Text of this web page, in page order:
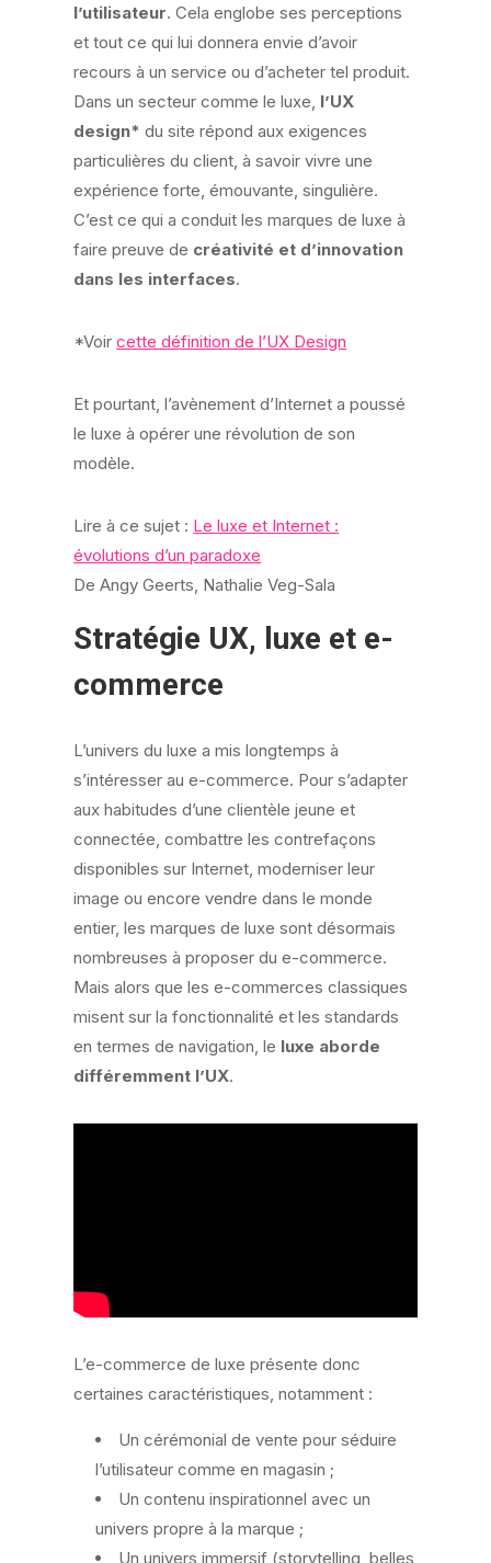
l’utilisateur. Cela englobe ses perceptions
et tout ce qui lui donnera envie d’avoir
recours à un service ou d’acheter tel produit.
Dans un secteur comme le luxe, l’UX
design* du site répond aux exigences
particulières du client, à savoir vivre une
expérience forte, émouvante, singulière.
C’est ce qui a conduit les marques de luxe à
faire preuve de créativité et d’innovation
dans les interfaces.
*Voircette définition de l’UX Design
Et pourtant, l’avènement d’Internet a poussé
le luxe à opérer une révolution de son
modèle.
Lire à ce sujet : Le luxe et Internet :
évolutions d’un paradoxe
De Angy Geerts, Nathalie Veg-Sala
Stratégie UX, luxe et e-
commerce
L’univers du luxe a mis longtemps à
s’intéresser au e-commerce. Pour s’adapter
aux habitudes d’une clientèle jeune et
connectée, combattre les contrefaçons
disponibles sur Internet, moderniser leur
image ou encore vendre dans le monde
entier, les marques de luxe sont désormais
nombreuses à proposer du e-commerce.
Mais alors que les e-commerces classiques
misent sur la fonctionnalité et les standards
en termes de navigation, le luxe aborde
différemment l’UX.
L’e-commerce de luxe présente donc
certaines caractéristiques, notamment :
Un cérémonial de vente pour séduire
l’utilisateur comme en magasin ;
Un contenu inspirationnel avec un
univers propre à la marque ;
Un univers immersif (storytelling, belles